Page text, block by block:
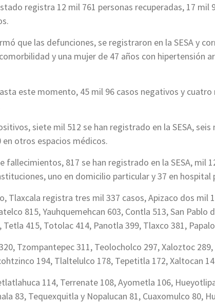
registra 12 mil 761 personas recuperadas, 17 mil
que las defunciones, se registraron en la SESA y
y una mujer de 47 años con hipertensión
este momento, 45 mil 96 casos negativos y cuatro
siete mil 512 se han registrado en la SESA, seis
en otros espacios médicos.
817 se han registrado en la SESA, mil
uno en domicilio particular y 37 en hospital
Tlaxcala registra tres mil 337 casos, Apizaco dos mil
815, Yauhquemehcan 603, Contla 513, San
Tetla 415, Totolac 414, Panotla 399, Tlaxco 381,
Tzompantepec 311, Teolocholco 297, Xaloztoc
194, Tlaltelulco 178, Tepetitla 172, Xaltocan
114, Terrenate 108, Ayometla 106,
83, Tequexquitla y Nopalucan 81, Cuaxomulco 80,